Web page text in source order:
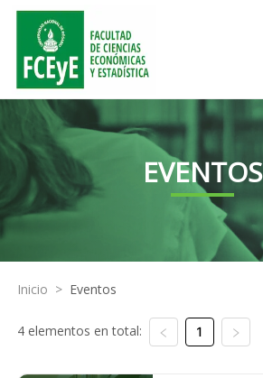
EVENTOS
Inicio > Eventos
4 elementos en total: 1